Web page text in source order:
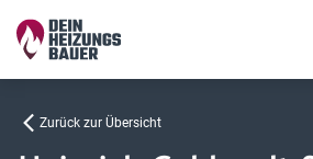
Zurück zur Übersicht